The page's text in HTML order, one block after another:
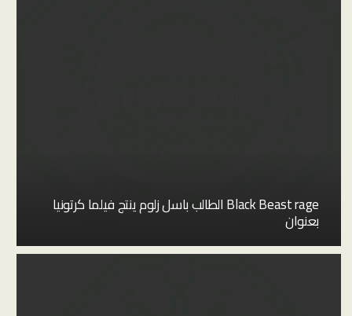
Black Beast rage الطالب باسل زلوم ينتج فيلما كرتونيا
بعنوان